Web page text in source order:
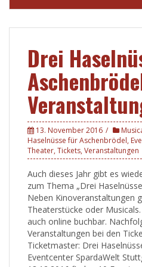
Drei
13. November 2016
Haselnüsse für Aschenbrödel,
Theater, Tickets, Veranstaltungen
Auch dieses Jahr gibt es
zum Thema „Drei
Neben Kinoveranstaltungen
Theaterstücke oder
auch online buchbar.
Veranstaltungen bei den
Ticketmaster: Drei
Eventcenter SpardaWelt